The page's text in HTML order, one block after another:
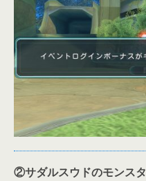
②サダルスウドのモンス